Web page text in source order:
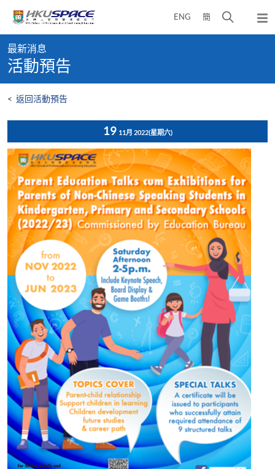
content
ENG 簡
開
彈
出
content
start
最新消息
活動預告
< 返回活動預告
19 11月 2022(星期六)